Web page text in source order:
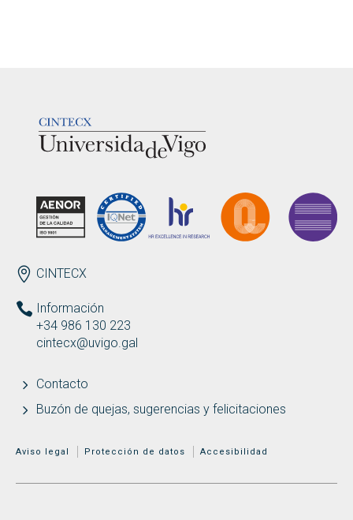
ENDEREZO ES
CINTECX
Información
+34 986 130 223
cintecx@uvigo.gal
Contacto
Buzón de quejas, sugerencias y felicitaciones
MENÚ ADICIONAL
Aviso legal Protección de datos Accesibilidad